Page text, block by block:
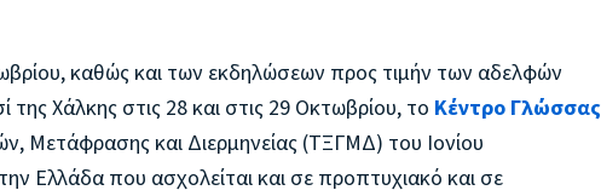
καθώς και των εκδηλώσεων προς τιμήν των αδελφών
της Χάλκης στις 28 και στις 29 Οκτωβρίου, το Κέντρο Γλώσσας
Μετάφρασης και Διερμηνείας (ΤΞΓΜΔ) του Ιονίου
Ελλάδα που ασχολείται και σε προπτυχιακό και σε